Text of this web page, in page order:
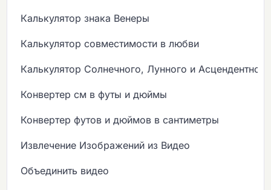
Калькулятор знака Венеры
Калькулятор совместимости в любви
Калькулятор Солнечного, Лунного и
Конвертер см в футы и дюймы
Конвертер футов и дюймов в сантиметры
Извлечение Изображений из Видео
Объединить видео